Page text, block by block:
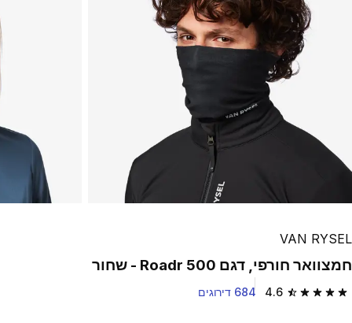
VAN RYSEL
חמצוואר חורפי, דגם Roadr 500 - שחור
4.6 4.6 out of 5 stars from 684 reviews 684 דירוגים